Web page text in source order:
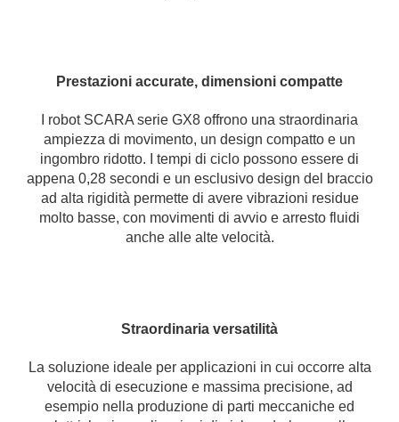
Prestazioni accurate, dimensioni compatte
I robot SCARA serie GX8 offrono una straordinaria
ampiezza di movimento, un design compatto e un
ingombro ridotto. I tempi di ciclo possono essere di
appena 0,28 secondi e un esclusivo design del braccio
ad alta rigidità permette di avere vibrazioni residue
molto basse, con movimenti di avvio e arresto fluidi
anche alle alte velocità.
Straordinaria versatilità
La soluzione ideale per applicazioni in cui occorre alta
velocità di esecuzione e massima precisione, ad
esempio nella produzione di parti meccaniche ed